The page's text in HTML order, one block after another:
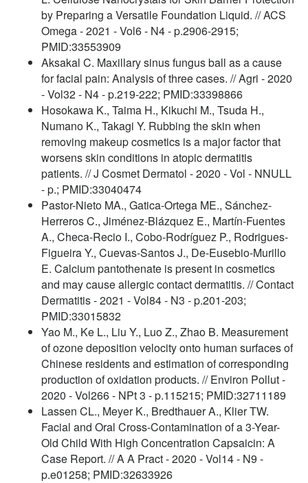
by Preparing a Versatile Foundation Liquid. // ACS
Omega - 2021 - Vol6 - N4 - p.2906-2915;
PMID:33553909
Aksakal C. Maxillary sinus fungus ball as a cause
for facial pain: Analysis of three cases. // Agri - 2020
- Vol32 - N4 - p.219-222; PMID:33398866
Hosokawa K., Taima H., Kikuchi M., Tsuda H.,
Numano K., Takagi Y. Rubbing the skin when
removing makeup cosmetics is a major factor that
worsens skin conditions in atopic dermatitis
patients. // J Cosmet Dermatol - 2020 - Vol - NNULL
- p.; PMID:33040474
Pastor-Nieto MA., Gatica-Ortega ME., Sánchez-
Herreros C., Jiménez-Blázquez E., Martín-Fuentes
A., Checa-Recio I., Cobo-Rodríguez P., Rodrigues-
Figueira Y., Cuevas-Santos J., De-Eusebio-Murillo
E. Calcium pantothenate is present in cosmetics
and may cause allergic contact dermatitis. // Contact
Dermatitis - 2021 - Vol84 - N3 - p.201-203;
PMID:33015832
Yao M., Ke L., Liu Y., Luo Z., Zhao B. Measurement
of ozone deposition velocity onto human surfaces of
Chinese residents and estimation of corresponding
production of oxidation products. // Environ Pollut -
2020 - Vol266 - NPt 3 - p.115215; PMID:32711189
Lassen CL., Meyer K., Bredthauer A., Klier TW.
Facial and Oral Cross-Contamination of a 3-Year-
Old Child With High Concentration Capsaicin: A
Case Report. // A A Pract - 2020 - Vol14 - N9 -
p.e01258; PMID:32633926